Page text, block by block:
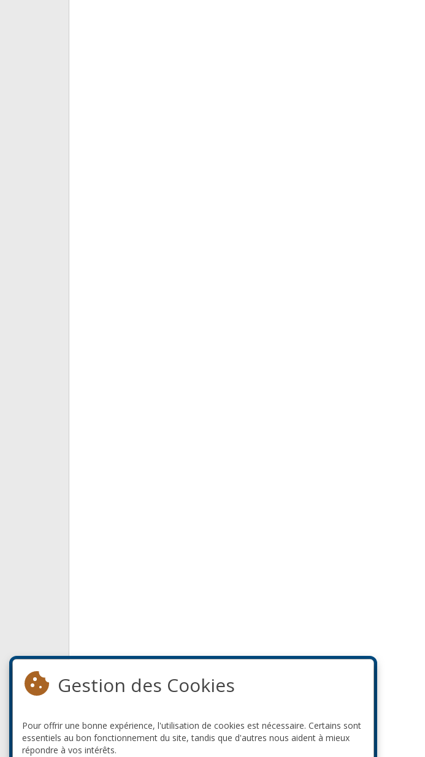
Gestion des Cookies
Pour offrir une bonne expérience, l'utilisation de cookies est nécessaire. Certains sont
essentiels au bon fonctionnement du site, tandis que d'autres nous aident à mieux
répondre à vos intérêts.